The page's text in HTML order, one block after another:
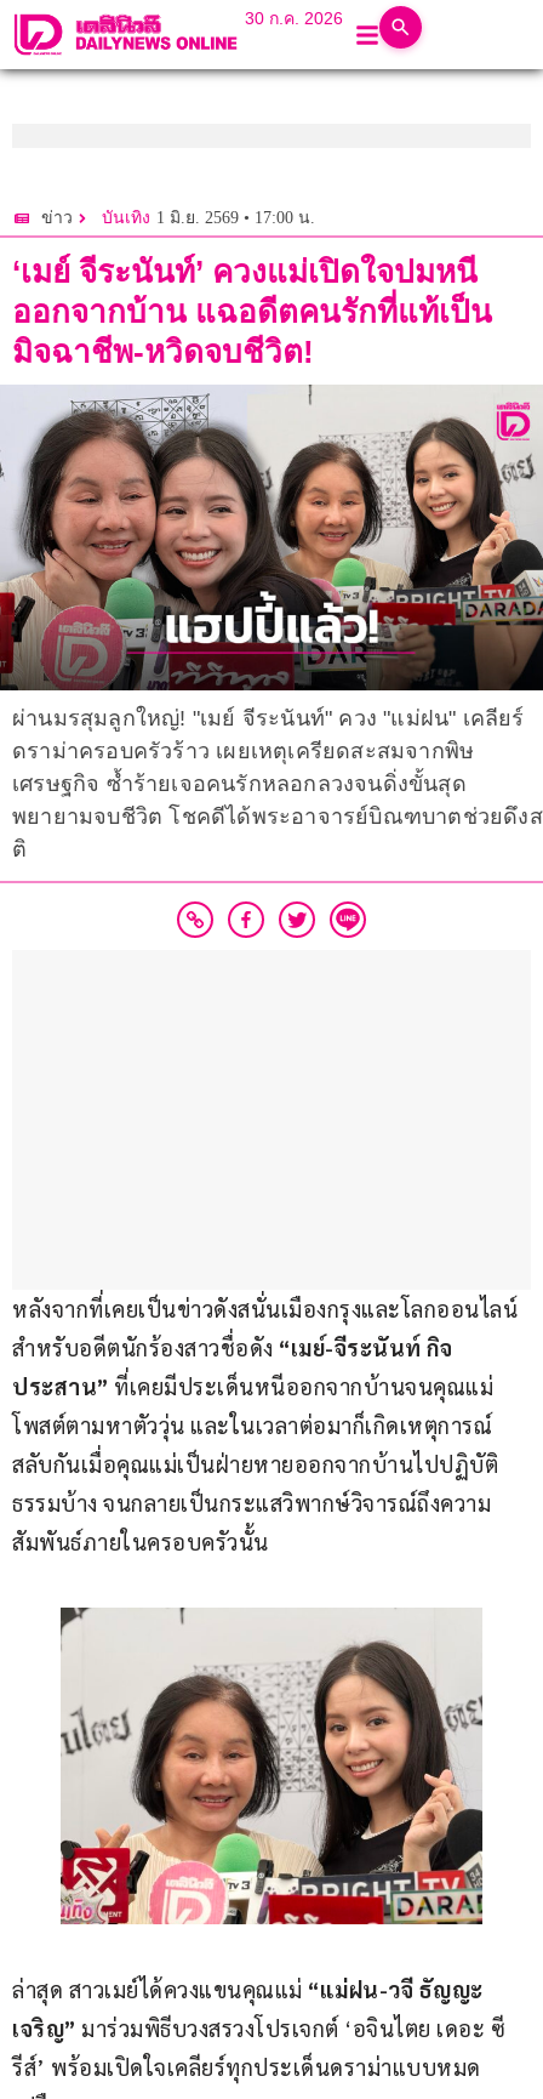
30 ก.ค. 2026
ข่าว บันเทิง 1 มิ.ย. 2569 • 17:00 น.
‘เมย์ จีระนันท์’ ควงแม่เปิดใจปมหนี
ออกจากบ้าน แฉอดีตคนรักที่แท้เป็น
มิจฉาชีพ-หวิดจบชีวิต!
ผ่านมรสุมลูกใหญ่! "เมย์ จีระนันท์" ควง "แม่ฝน" เคลียร์
ดราม่าครอบครัวร้าว เผยเหตุเครียดสะสมจากพิษ
เศรษฐกิจ ซ้ำร้ายเจอคนรักหลอกลวงจนดิ่งขั้นสุด
พยายามจบชีวิต โชคดีได้พระอาจารย์บิณฑบาตช่วยดึงส
ติ
หลังจากที่เคยเป็นข่าวดังสนั่นเมืองกรุงและโลกออนไลน์
สำหรับอดีตนักร้องสาวชื่อดัง “เมย์-จีระนันท์ กิจ
ประสาน” ที่เคยมีประเด็นหนีออกจากบ้านจนคุณแม่
โพสต์ตามหาตัววุ่น และในเวลาต่อมาก็เกิดเหตุการณ์
สลับกันเมื่อคุณแม่เป็นฝ่ายหายออกจากบ้านไปปฏิบัติ
ธรรมบ้าง จนกลายเป็นกระแสวิพากษ์วิจารณ์ถึงความ
สัมพันธ์ภายในครอบครัวนั้น
ล่าสุด สาวเมย์ได้ควงแขนคุณแม่ “แม่ฝน-วจี ธัญญะ
เจริญ” มาร่วมพิธีบวงสรวงโปรเจกต์ ‘อจินไตย เดอะ ซี
รีส์’ พร้อมเปิดใจเคลียร์ทุกประเด็นดราม่าแบบหมด